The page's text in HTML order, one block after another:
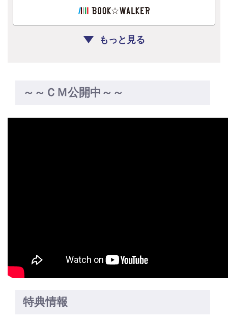
もっと見る
～～ＣＭ公開中～～
特典情報